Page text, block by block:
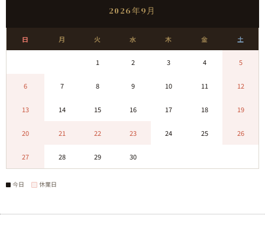
2026年9月
日 月 火 水 木 金 土
1 2 3 4 5
6 7 8 9 10 11 12
13 14 15 16 17 18 19
20 21 22 23 24 25 26
27 28 29 30
今日 休業日